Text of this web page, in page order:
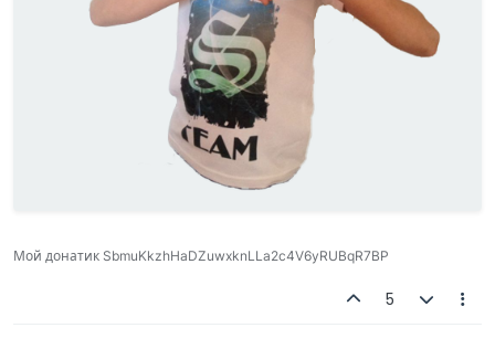
Мой донатик SbmuKkzhHaDZuwxknLLa2c4V6yRUBqR7BP
5